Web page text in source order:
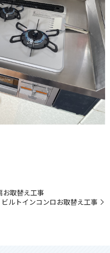
取替え工事
ルトインコンロお取替え工事